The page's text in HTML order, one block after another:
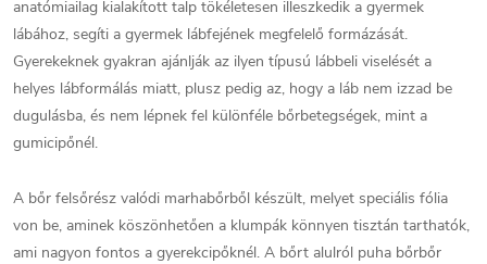
anatómiailag kialakított talp tökéletesen illeszkedik a gyermek
lábához, segíti a gyermek lábfejének megfelelő formázását.
Gyerekeknek gyakran ajánlják az ilyen típusú lábbeli viselését a
helyes lábformálás miatt, plusz pedig az, hogy a láb nem izzad be
dugulásba, és nem lépnek fel különféle bőrbetegségek, mint a
gumicipőnél.
A bőr felsőrész valódi marhabőrből készült, melyet speciális fólia
von be, aminek köszönhetően a klumpák könnyen tisztán tarthatók,
ami nagyon fontos a gyerekcipőknél. A bőrt alulról puha bőrbőr